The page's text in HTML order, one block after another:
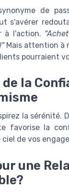
de
s'avérer
à l'action.
Mais attention à
pourraient
de la
la sérénité.
favorise la
ciel de vos
une